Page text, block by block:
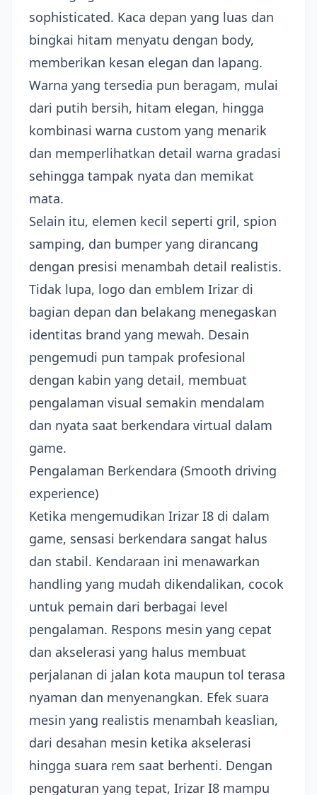
sophisticated. Kaca depan yang luas dan
bingkai hitam menyatu dengan body,
memberikan kesan elegan dan lapang.
Warna yang tersedia pun beragam, mulai
dari putih bersih, hitam elegan, hingga
kombinasi warna custom yang menarik
dan memperlihatkan detail warna gradasi
sehingga tampak nyata dan memikat
mata.
Selain itu, elemen kecil seperti gril, spion
samping, dan bumper yang dirancang
dengan presisi menambah detail realistis.
Tidak lupa, logo dan emblem Irizar di
bagian depan dan belakang menegaskan
identitas brand yang mewah. Desain
pengemudi pun tampak profesional
dengan kabin yang detail, membuat
pengalaman visual semakin mendalam
dan nyata saat berkendara virtual dalam
game.
Pengalaman Berkendara (Smooth driving
experience)
Ketika mengemudikan Irizar I8 di dalam
game, sensasi berkendara sangat halus
dan stabil. Kendaraan ini menawarkan
handling yang mudah dikendalikan, cocok
untuk pemain dari berbagai level
pengalaman. Respons mesin yang cepat
dan akselerasi yang halus membuat
perjalanan di jalan kota maupun tol terasa
nyaman dan menyenangkan. Efek suara
mesin yang realistis menambah keaslian,
dari desahan mesin ketika akselerasi
hingga suara rem saat berhenti. Dengan
pengaturan yang tepat, Irizar I8 mampu